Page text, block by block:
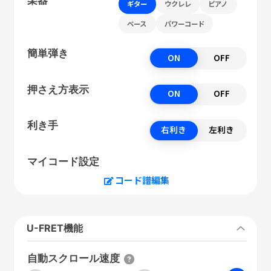
ギター ウクレレ ピアノ
ベース パワーコード
簡単弾き ON OFF
押さえ方表示 ON OFF
利き手 右利き 左利き
マイコード設定
コード譜編集
U-FRET機能
自動スクロール速度